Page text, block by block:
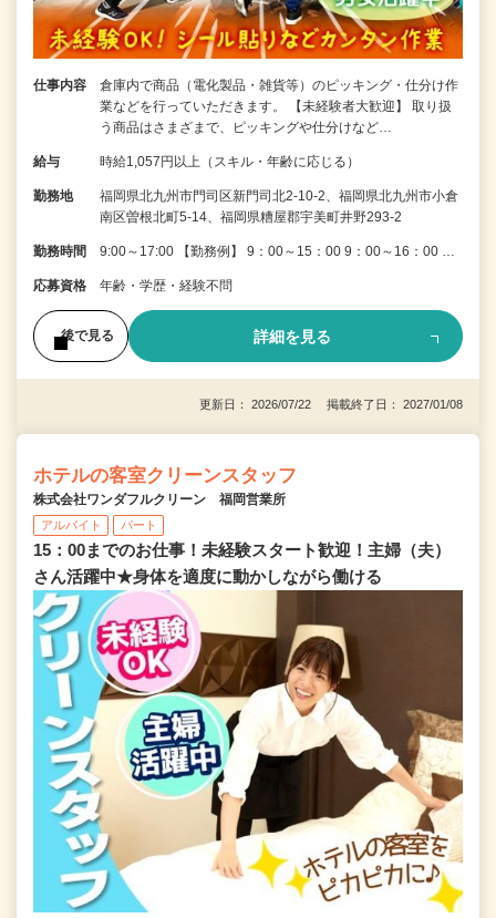
仕事内容
倉庫内で商品（電化製品・雑貨等）のピッキング・仕分け作
業などを行っていただきます。 【未経験者大歓迎】 取り扱
う商品はさまざまで、ピッキングや仕分けなど…
給与 時給1,057円以上（スキル・年齢に応じる）
勤務地
福岡県北九州市門司区新門司北2-10-2、福岡県北九州市小倉
南区曽根北町5-14、福岡県糟屋郡宇美町井野293-2
勤務時間 9:00～17:00 【勤務例】 9：00～15：00 9：00～16：00 …
応募資格 年齢・学歴・経験不問
後で見る 詳細を見る
更新日： 2026/07/22 掲載終了日： 2027/01/08
ホテルの客室クリーンスタッフ
株式会社ワンダフルクリーン 福岡営業所
アルバイト パート
15：00までのお仕事！未経験スタート歓迎！主婦（夫）
さん活躍中★身体を適度に動かしながら働ける